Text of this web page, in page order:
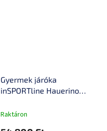
Gyermek járóka
inSPORTline Hauerino
Raktáron